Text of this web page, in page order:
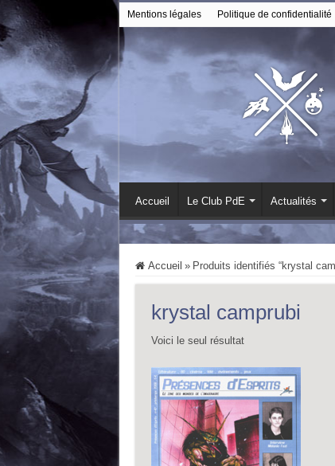
Mentions légales Politique de confidentialité
Accueil Le Club PdE Actualités
Accueil » Produits identifiés “krystal
krystal camprubi
Voici le seul résultat